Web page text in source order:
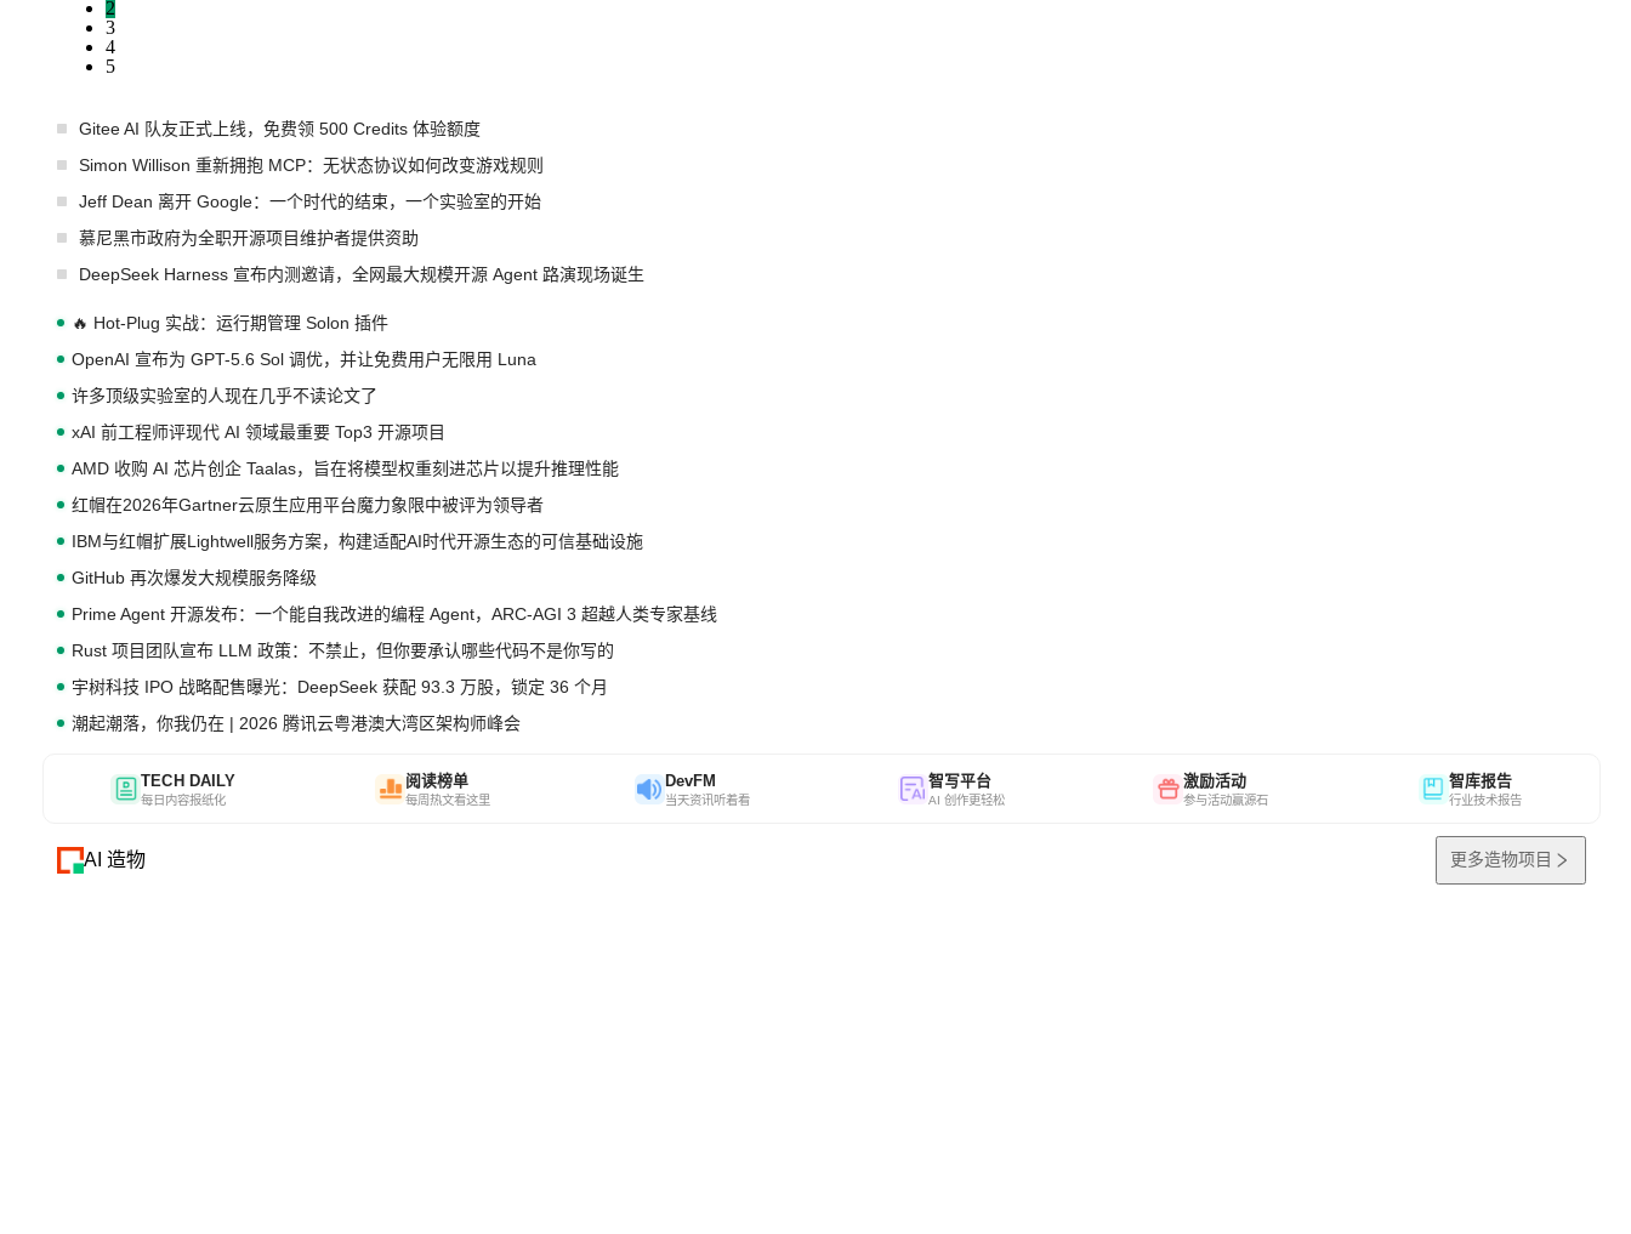
2
3
4
5
Gitee AI 队友正式上线，免费领 500 Credits 体验额度
Simon Willison 重新拥抱 MCP：无状态协议如何改变游戏规则
Jeff Dean 离开 Google：一个时代的结束，一个实验室的开始
慕尼黑市政府为全职开源项目维护者提供资助
DeepSeek Harness 宣布内测邀请，全网最大规模开源 Agent 路演现场诞生
🔥 Hot-Plug 实战：运行期管理 Solon 插件
OpenAI 宣布为 GPT-5.6 Sol 调优，并让免费用户无限用 Luna
许多顶级实验室的人现在几乎不读论文了
xAI 前工程师评现代 AI 领域最重要 Top3 开源项目
AMD 收购 AI 芯片创企 Taalas，旨在将模型权重刻进芯片以提升推理性能
红帽在2026年Gartner云原生应用平台魔力象限中被评为领导者
IBM与红帽扩展Lightwell服务方案，构建适配AI时代开源生态的可信基础设施
GitHub 再次爆发大规模服务降级
Prime Agent 开源发布：一个能自我改进的编程 Agent，ARC-AGI 3 超越人类专家基线
Rust 项目团队宣布 LLM 政策：不禁止，但你要承认哪些代码不是你写的
宇树科技 IPO 战略配售曝光：DeepSeek 获配 93.3 万股，锁定 36 个月
潮起潮落，你我仍在 | 2026 腾讯云粤港澳大湾区架构师峰会
TECH DAILY
每日内容报纸化
阅读榜单
每周热文看这里
DevFM
当天资讯听着看
智写平台
AI 创作更轻松
激励活动
参与活动赢源石
智库报告
行业技术报告
AI 造物 更多造物项目